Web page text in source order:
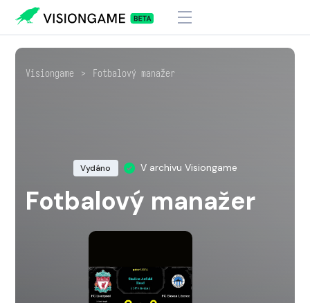
Visiongame > Fotbalový manažer
Vydáno V archivu Visiongame
Fotbalový manažer